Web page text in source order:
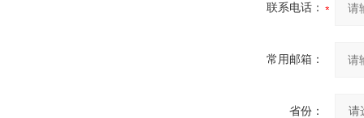
联系电话：
常用邮箱：
省份：